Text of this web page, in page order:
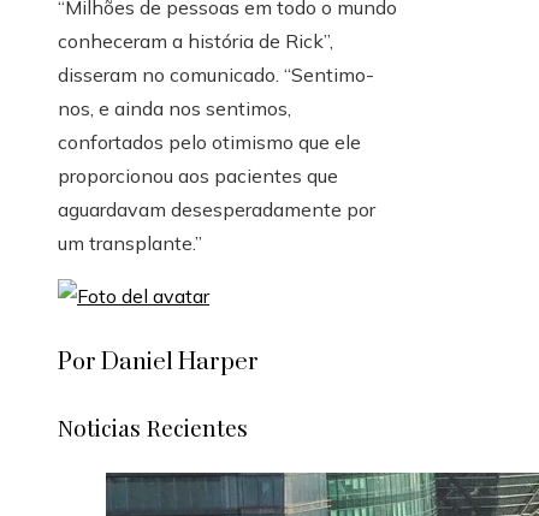
“Milhões de pessoas em todo o mundo
conheceram a história de Rick”,
disseram no comunicado. “Sentimo-
nos, e ainda nos sentimos,
confortados pelo otimismo que ele
proporcionou aos pacientes que
aguardavam desesperadamente por
um transplante.”
Por Daniel Harper
Noticias Recientes